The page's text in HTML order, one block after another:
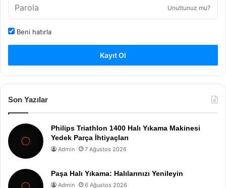
Unuttunuz mu?
Beni hatırla
Kayıt Ol
Son Yazılar
Philips Triathlon 1400 Halı Yıkama Makinesi
Yedek Parça İhtiyaçları
Admin 7 Ağustos 2026
Paşa Halı Yıkama: Halılarınızı Yenileyin
Admin 6 Ağustos 2026